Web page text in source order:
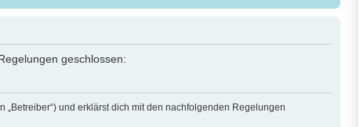
geschlossen:
„Betreiber“) und erklärst dich mit den nachfolgenden Regelungen